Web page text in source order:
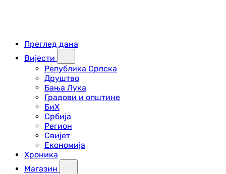
Преглед дана
Вијести
Република Српска
Друштво
Бања Лука
Градови и општине
БиХ
Србија
Регион
Свијет
Економија
Хроника
Магазин